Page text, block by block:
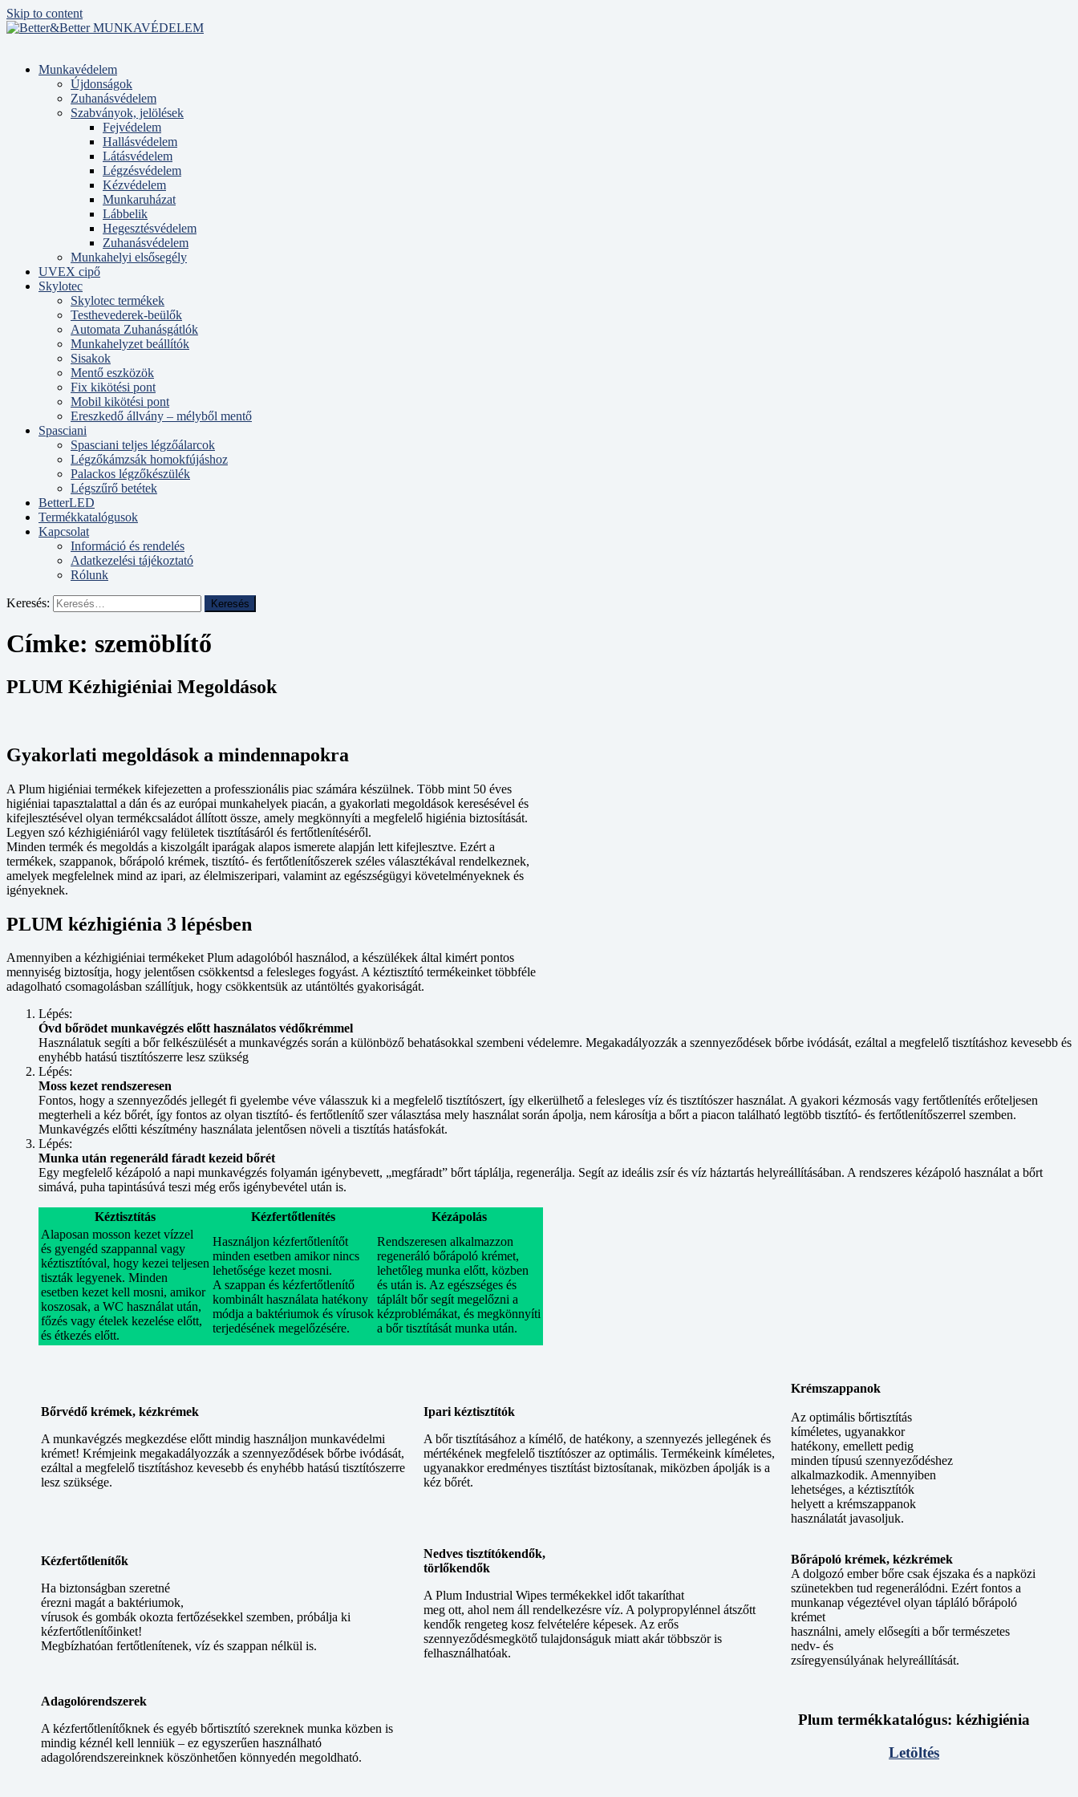
Skip to content
Munkavédelem
Újdonságok
Zuhanásvédelem
Szabványok, jelölések
Fejvédelem
Hallásvédelem
Látásvédelem
Légzésvédelem
Kézvédelem
Munkaruházat
Lábbelik
Hegesztésvédelem
Zuhanásvédelem
Munkahelyi elsősegély
UVEX cipő
Skylotec
Skylotec termékek
Testhevederek-beülők
Automata Zuhanásgátlók
Munkahelyzet beállítók
Sisakok
Mentő eszközök
Fix kikötési pont
Mobil kikötési pont
Ereszkedő állvány – mélyből mentő
Spasciani
Spasciani teljes légzőálarcok
Légzőkámzsák homokfújáshoz
Palackos légzőkészülék
Légszűrő betétek
BetterLED
Termékkatalógusok
Kapcsolat
Információ és rendelés
Adatkezelési tájékoztató
Rólunk
Keresés:
Címke: szemöblítő
PLUM Kézhigiéniai Megoldások
Gyakorlati megoldások a mindennapokra
A Plum higiéniai termékek kifejezetten a professzionális piac számára készülnek. Több mint 50 éves
higiéniai tapasztalattal a dán és az európai munkahelyek piacán, a gyakorlati megoldások keresésével és
kifejlesztésével olyan termékcsaládot állított össze, amely megkönnyíti a megfelelő higiénia biztosítását.
Legyen szó kézhigiéniáról vagy felületek tisztításáról és fertőtlenítéséről.
Minden termék és megoldás a kiszolgált iparágak alapos ismerete alapján lett kifejlesztve. Ezért a
termékek, szappanok, bőrápoló krémek, tisztító- és fertőtlenítőszerek széles választékával rendelkeznek,
amelyek megfelelnek mind az ipari, az élelmiszeripari, valamint az egészségügyi követelményeknek és
igényeknek.
PLUM kézhigiénia 3 lépésben
Amennyiben a kézhigiéniai termékeket Plum adagolóból használod, a készülékek által kimért pontos
mennyiség biztosítja, hogy jelentősen csökkentsd a felesleges fogyást. A kéztisztító termékeinket többféle
adagolható csomagolásban szállítjuk, hogy csökkentsük az utántöltés gyakoriságát.
Lépés:
Óvd bőrödet munkavégzés előtt használatos védőkrémmel
Használatuk segíti a bőr felkészülését a munkavégzés során a különböző behatásokkal szembeni védelemre. Megakadályozzák a szennyeződések bőrbe ivódását, ezáltal a megfelelő tisztításhoz kevesebb és
enyhébb hatású tisztítószerre lesz szükség
Lépés:
Moss kezet rendszeresen
Fontos, hogy a szennyeződés jellegét fi gyelembe véve válasszuk ki a megfelelő tisztítószert, így elkerülhető a felesleges víz és tisztítószer használat. A gyakori kézmosás vagy fertőtlenítés erőteljesen
megterheli a kéz bőrét, így fontos az olyan tisztító- és fertőtlenítő szer választása mely használat során ápolja, nem károsítja a bőrt a piacon található legtöbb tisztító- és fertőtlenítőszerrel szemben.
Munkavégzés előtti készítmény használata jelentősen növeli a tisztítás hatásfokát.
Lépés:
Munka után regeneráld fáradt kezeid bőrét
Egy megfelelő kézápoló a napi munkavégzés folyamán igénybevett, „megfáradt” bőrt táplálja, regenerálja. Segít az ideális zsír és víz háztartás helyreállításában. A rendszeres kézápoló használat a bőrt
simává, puha tapintásúvá teszi még erős igénybevétel után is.
Kéztisztítás Kézfertőtlenítés
Kézápolás
Alaposan mosson kezet vízzel
és gyengéd szappannal vagy
kéztisztítóval, hogy kezei teljesen
tiszták legyenek. Minden
esetben kezet kell mosni, amikor
koszosak, a WC használat után,
főzés vagy ételek kezelése előtt,
és étkezés előtt.
Használjon kézfertőtlenítőt
minden esetben amikor nincs
lehetősége kezet mosni.
A szappan és kézfertőtlenítő
kombinált használata hatékony
módja a baktériumok és vírusok
terjedésének megelőzésére.
Rendszeresen alkalmazzon
regeneráló bőrápoló krémet,
lehetőleg munka előtt, közben
és után is. Az egészséges és
táplált bőr segít megelőzni a
kézproblémákat, és megkönnyíti
a bőr tisztítását munka után.
Bőrvédő krémek, kézkrémek
A munkavégzés megkezdése előtt mindig használjon munkavédelmi
krémet! Krémjeink megakadályozzák a szennyeződések bőrbe ivódását,
ezáltal a megfelelő tisztításhoz kevesebb és enyhébb hatású tisztítószerre
lesz szüksége.
Ipari kéztisztítók
A bőr tisztításához a kímélő, de hatékony, a szennyezés jellegének és
mértékének megfelelő tisztítószer az optimális. Termékeink kíméletes,
ugyanakkor eredményes tisztítást biztosítanak, miközben ápolják is a
kéz bőrét.
Krémszappanok
Az optimális bőrtisztítás
kíméletes, ugyanakkor
hatékony, emellett pedig
minden típusú szennyeződéshez
alkalmazkodik. Amennyiben
lehetséges, a kéztisztítók
helyett a krémszappanok
használatát javasoljuk.
Kézfertőtlenítők
Ha biztonságban szeretné
érezni magát a baktériumok,
vírusok és gombák okozta fertőzésekkel szemben, próbálja ki
kézfertőtlenítőinket!
Megbízhatóan fertőtlenítenek, víz és szappan nélkül is.
Nedves tisztítókendők,
törlőkendők
A Plum Industrial Wipes termékekkel időt takaríthat
meg ott, ahol nem áll rendelkezésre víz. A polypropylénnel átszőtt
kendők rengeteg kosz felvételére képesek. Az erős
szennyeződésmegkötő tulajdonságuk miatt akár többször is
felhasználhatóak.
Bőrápoló krémek, kézkrémek
A dolgozó ember bőre csak éjszaka és a napközi
szünetekben tud regenerálódni. Ezért fontos a
munkanap végeztével olyan tápláló bőrápoló
krémet
használni, amely elősegíti a bőr természetes
nedv- és
zsíregyensúlyának helyreállítását.
Adagolórendszerek
A kézfertőtlenítőknek és egyéb bőrtisztító szereknek munka közben is
mindig kéznél kell lenniük – ez egyszerűen használható
adagolórendszereinknek köszönhetően könnyedén megoldható.
Plum termékkatalógus: kézhigiénia
Letöltés